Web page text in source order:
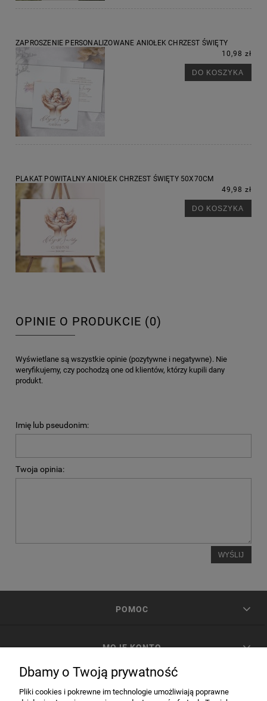
ZAPROSZENIE PERSONALIZOWANE ANIOŁEK CHRZEST ŚWIĘTY
10,98 zł
DO KOSZYKA
PLAKAT POWITALNY ANIOŁEK CHRZEST ŚWIĘTY 50X70CM
49,98 zł
DO KOSZYKA
OPINIE O PRODUKCIE (0)
Wyświetlane są wszystkie opinie (pozytywne i negatywne). Nie
weryfikujemy, czy pochodzą one od klientów, którzy kupili dany
produkt.
Imię lub pseudonim:
Twoja opinia:
WYŚLIJ
POMOC
MOJE KONTO
Dbamy o Twoją prywatność
Pliki cookies i pokrewne im technologie umożliwiają poprawne